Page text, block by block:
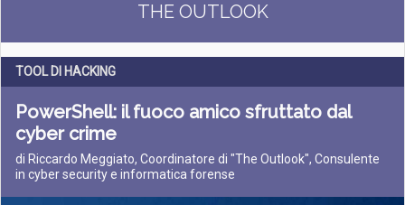
THE OUTLOOK
TOOL DI HACKING
PowerShell: il fuoco amico sfruttato dal
cyber crime
di Riccardo Meggiato, Coordinatore di "The Outlook", Consulente
in cyber security e informatica forense